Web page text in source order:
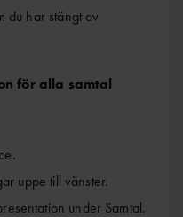
du har stängt av
för alla samtal
uppe till vänster.
under Samtal.